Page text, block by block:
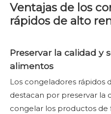
Ventajas de los
rápidos de alto
Preservar la calidad y
alimentos
Los congeladores rápidos
destacan por preservar la
congelar los productos de